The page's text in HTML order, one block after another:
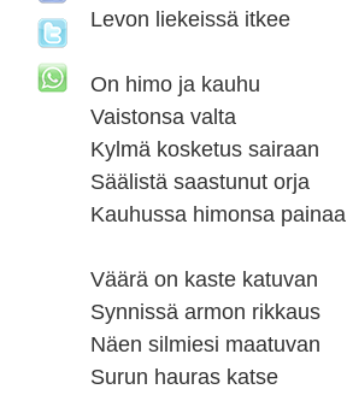
Levon liekeissä itkee
On himo ja kauhu
Vaistonsa valta
Kylmä kosketus sairaan
Säälistä saastunut orja
Kauhussa himonsa painaa
Väärä on kaste katuvan
Synnissä armon rikkaus
Näen silmiesi maatuvan
Surun hauras katse